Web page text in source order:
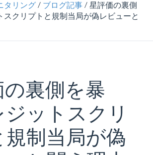
タリング / ブログ記事 / 星評価の裏側
スクリプトと規制当局が偽レビューと
裏側を暴
ジットスクリ
規制当局が偽